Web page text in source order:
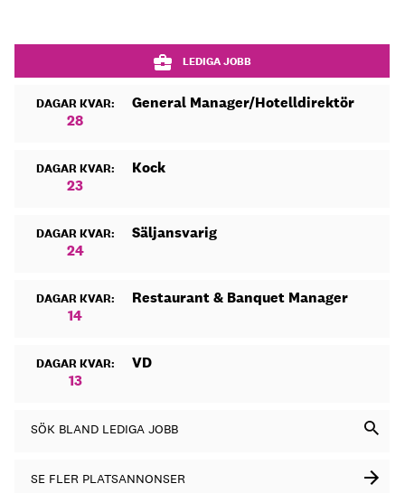
LEDIGA JOBB
DAGAR KVAR:
28
General Manager/Hotelldirektör
DAGAR KVAR:
23
Kock
DAGAR KVAR:
24
Säljansvarig
DAGAR KVAR:
14
Restaurant & Banquet Manager
DAGAR KVAR:
13
VD
SÖK BLAND LEDIGA JOBB
SE FLER PLATSANNONSER